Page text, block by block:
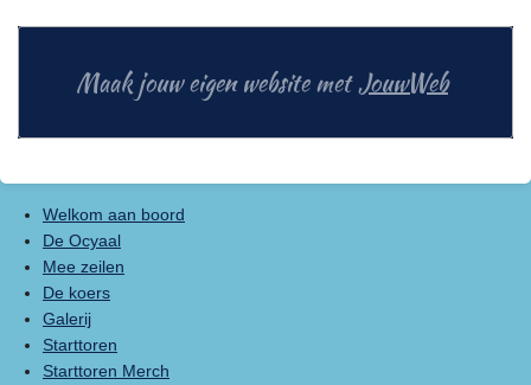
Maak jouw eigen website met JouwWeb
Welkom aan boord
De Ocyaal
Mee zeilen
De koers
Galerij
Starttoren
Starttoren Merch